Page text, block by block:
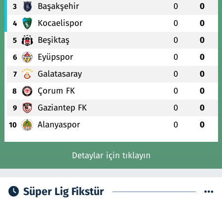
3 Başakşehir 0 0
4 Kocaelispor 0 0
5 Beşiktaş 0 0
6 Eyüpspor 0 0
7 Galatasaray 0 0
8 Çorum FK 0 0
9 Gaziantep FK 0 0
10 Alanyaspor 0 0
Detaylar için tıklayın
Süper Lig Fikstür